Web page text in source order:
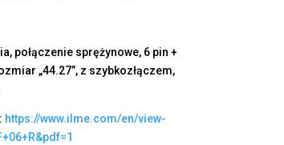
połączenie sprężynowe, 6 pin +
„44.27”, z szybkozłączem,
https://www.ilme.com/en/view-